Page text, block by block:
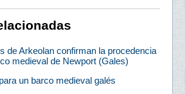
de Arkeolan confirman la procedencia
medieval de Newport (Gales)
un barco medieval galés